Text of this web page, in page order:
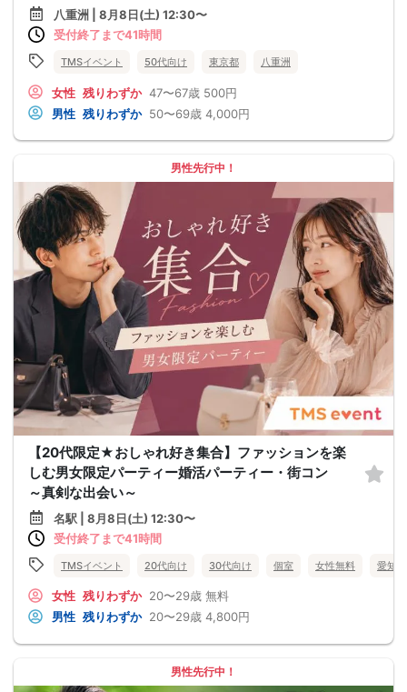
八重洲 | 8月8日(土) 12:30〜
受付終了まで41時間
TMSイベント 50代向け 東京都 八重洲
女性 残りわずか 47〜67歳 500円
男性 残りわずか 50〜69歳 4,000円
男性先行中！
【20代限定★おしゃれ好き集合】ファッションを楽
しむ男女限定パーティー婚活パーティー・街コン
～真剣な出会い～
名駅 | 8月8日(土) 12:30〜
受付終了まで41時間
TMSイベント 20代向け 30代向け 個室 女性無料 愛知県
女性 残りわずか 20〜29歳 無料
男性 残りわずか 20〜29歳 4,800円
男性先行中！